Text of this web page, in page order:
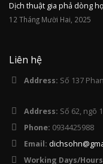
Dịch thuật gia phả dòng họ
12 Tháng Mười Hai, 2025
Liên hệ
Address: Số 137
Address: Số 62, ngõ
Phone: 0934425988
Email:
Working Days/